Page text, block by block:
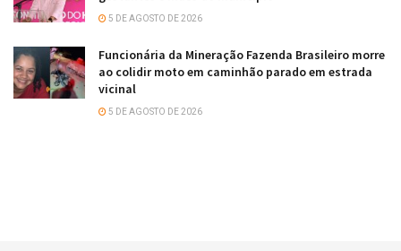
5 DE AGOSTO DE 2026
Funcionária da Mineração Fazenda Brasileiro morre
ao colidir moto em caminhão parado em estrada
vicinal
5 DE AGOSTO DE 2026